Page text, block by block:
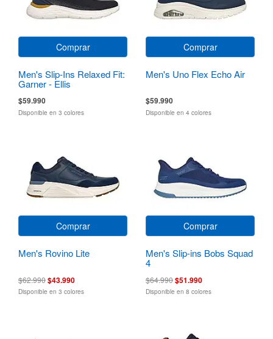
Comprar
Men's Slip-Ins Relaxed Fit:
Garner - Ellis
$59.990
Disponible en 3 colores
Comprar
Men's Uno Flex Echo Air
$59.990
Disponible en 4 colores
Comprar
Men's Rovino Lite
$62.990$43.990
Disponible en 3 colores
Comprar
Men's Slip-ins Bobs Squad
4
$64.990$51.990
Disponible en 8 colores